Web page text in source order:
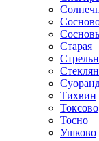
Старая
Тихвин
Токсово
Тосно
Ушково